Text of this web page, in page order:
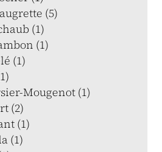
(5)
(1)
(1)
(1)
Mougenot (1)
(2)
(1)
(1)